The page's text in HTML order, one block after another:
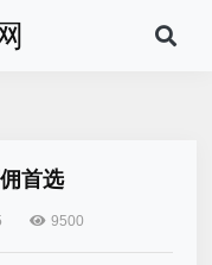
首选
9500